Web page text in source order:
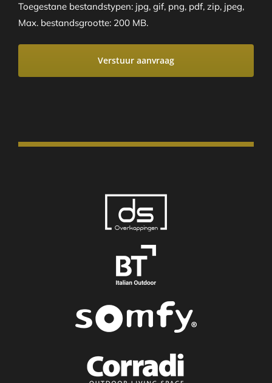
Toegestane bestandstypen: jpg, gif, png, pdf, zip, jpeg,
Max. bestandsgrootte: 200 MB.